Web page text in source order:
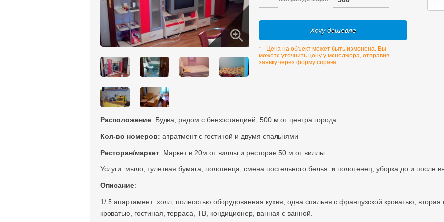
Хочу дешевле
* - Цена на объект может быть изменена. Вы
можете уточнить цену у менеджера, отправив
заявку через форму справа.
Расположение: Будва, рядом с бензостанцией, 500 м от центра города.
Кол-во номеров: апратмент с гостиной и двумя спальнями
Ресторан/маркет: Маркет в 20м от виллы и ресторан 50 м от виллы.
Услуги: мыло, тулетная бумага, полотенца, смена постельного белья и полотенец, уборка до и после
Описание:
1/ 5 апартамент: холл, полностью оборудованная кухня, одна спальня с французской кроватью,
кроватью, гостиная, терраса, TВ, кондиционер, ванная с ванной.